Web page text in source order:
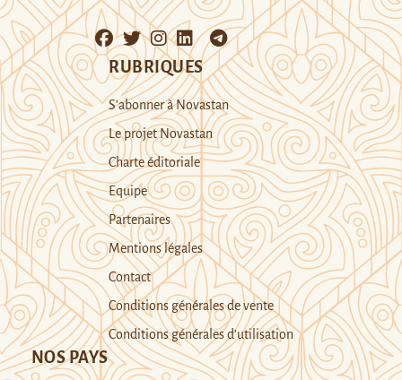
RUBRIQUES
S’abonner à Novastan
Le projet Novastan
Charte éditoriale
Equipe
Partenaires
Mentions légales
Contact
Conditions générales de vente
Conditions générales d’utilisation
NOS PAYS